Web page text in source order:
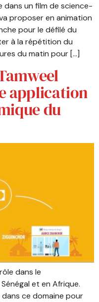
un film de science-
proposer en animation
pour le défilé du
à la répétition du
du matin pour […]
application
du
dans le
et en Afrique.
ce domaine pour